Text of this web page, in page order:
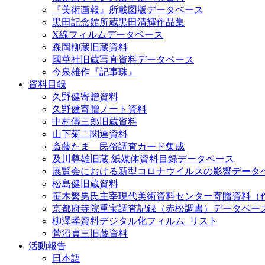
『美術画報』所載図版データベース
黒田記念館所蔵黒田清輝作品集
X線フィルムデータベース
森岡柳蔵旧蔵資料
國華社旧蔵写真資料データベース
今泉雄作『記事珠』
資料目録
久野健寄贈資料
久野健寄贈ノート資料
中村傳三郎旧蔵資料
山下菊二関連資料
斎藤たま 民俗調査カード集成
及川尊雄旧蔵 紙媒体資料目録データベース
展覧会における新型コロナウイルスの影響データ
松島健旧蔵資料
笹木繁男氏主宰現代美術資料センター寄贈資料（
京都府寺院重宝調査記録（赤松調書）データベー
柳澤孝資料デジタル化フィルム_リスト
菅沼貞三旧蔵資料
活動報告
日本語